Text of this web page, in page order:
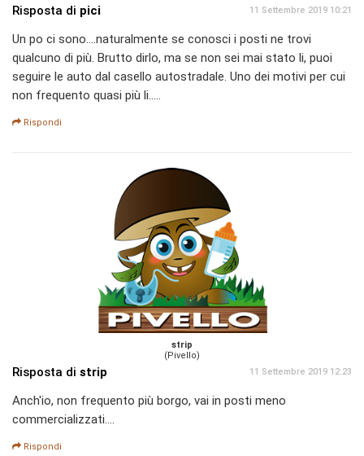
Risposta di pici 11 Settembre 2019 10:21
Un po ci sono....naturalmente se conosci i posti ne trovi
qualcuno di più. Brutto dirlo, ma se non sei mai stato li, puoi
seguire le auto dal casello autostradale. Uno dei motivi per cui
non frequento quasi più li.....
Rispondi
strip
(Pivello)
Risposta di strip 11 Settembre 2019 12:23
Anch'io, non frequento più borgo, vai in posti meno
commercializzati....
Rispondi